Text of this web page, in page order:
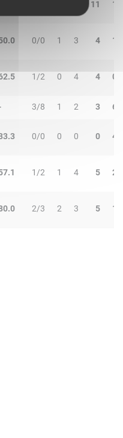
11 1
0/0 1 3 4 1
1/2 0 4 4 0
3/8 1 2 3 6
0/0 0 0 0 4
1/2 1 4 5 2
2/3 2 3 5 1